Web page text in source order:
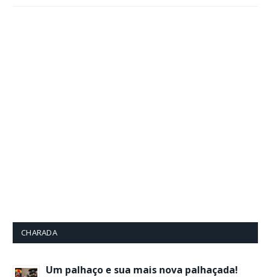
CHARADA
Um palhaço e sua mais nova palhaçada!